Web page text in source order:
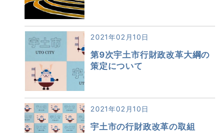
2021年02月10日
第9次宇土市行財政改革大綱の
策定について
2021年02月10日
宇土市の行財政改革の取組